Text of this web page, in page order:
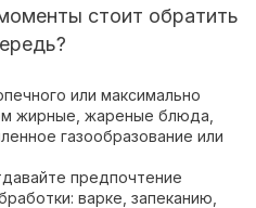
стоит обратить
или максимально
жирные, жареные блюда,
газообразование или
предпочтение
варке, запеканию,